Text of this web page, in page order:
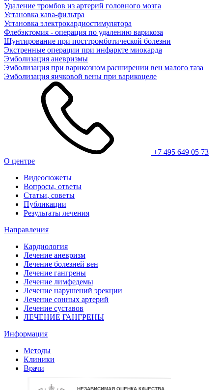
Удаление тромбов из артерий головного мозга
Установка кава-фильтра
Установка электрокардиостимулятора
Флебэктомия - операция по удалению варикоза
Шунтирование при посттромботической болезни
Экстренные операции при инфаркте миокарда
Эмболизация аневризмы
Эмболизация при варикозном расширении вен малого таза
Эмболизация яичковой вены при варикоцеле
+7 495 649 05 73
О центре
Видеосюжеты
Вопросы, ответы
Статьи, советы
Публикации
Результаты лечения
Направления
Кардиология
Лечение аневризм
Лечение болезней вен
Лечение гангрены
Лечение лимфедемы
Лечение нарушений эрекции
Лечение сонных артерий
Лечение суставов
ЛЕЧЕНИЕ ГАНГРЕНЫ
Информация
Методы
Клиники
Врачи